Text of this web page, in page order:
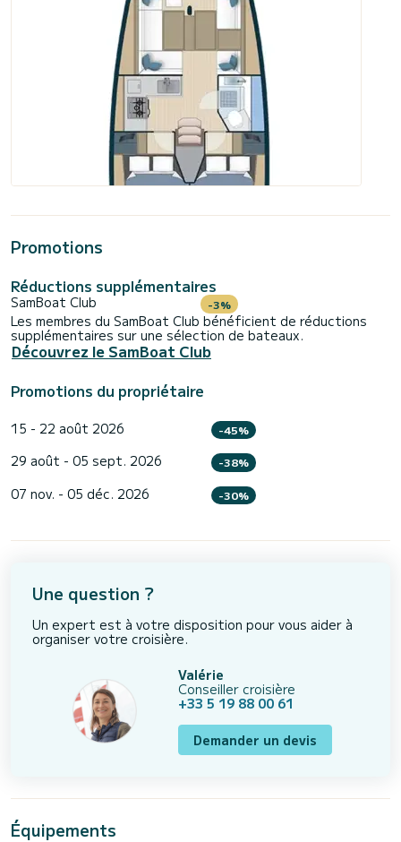
Promotions
Réductions supplémentaires
SamBoat Club -3%
Les membres du SamBoat Club bénéficient de réductions
supplémentaires sur une sélection de bateaux.
Découvrez le SamBoat Club
Promotions du propriétaire
15 - 22 août 2026 -45%
29 août - 05 sept. 2026 -38%
07 nov. - 05 déc. 2026 -30%
Une question ?
Un expert est à votre disposition pour vous aider à
organiser votre croisière.
Valérie
Conseiller croisière
+33 5 19 88 00 61
Demander un devis
Équipements